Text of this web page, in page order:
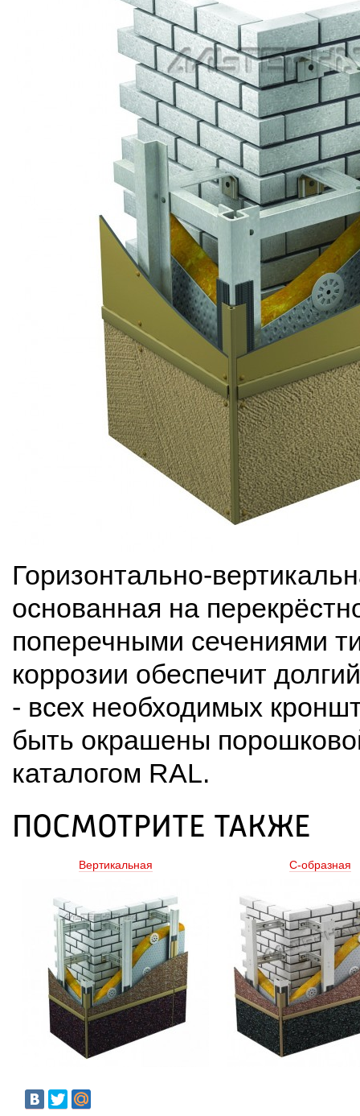
Горизонтально-
основанная на
поперечными сечениями
коррозии обеспечит
- всех необходимых
быть окрашены
каталогом RAL.
ПОСМОТРИТЕ ТАКЖЕ
Вертикальная С-образная